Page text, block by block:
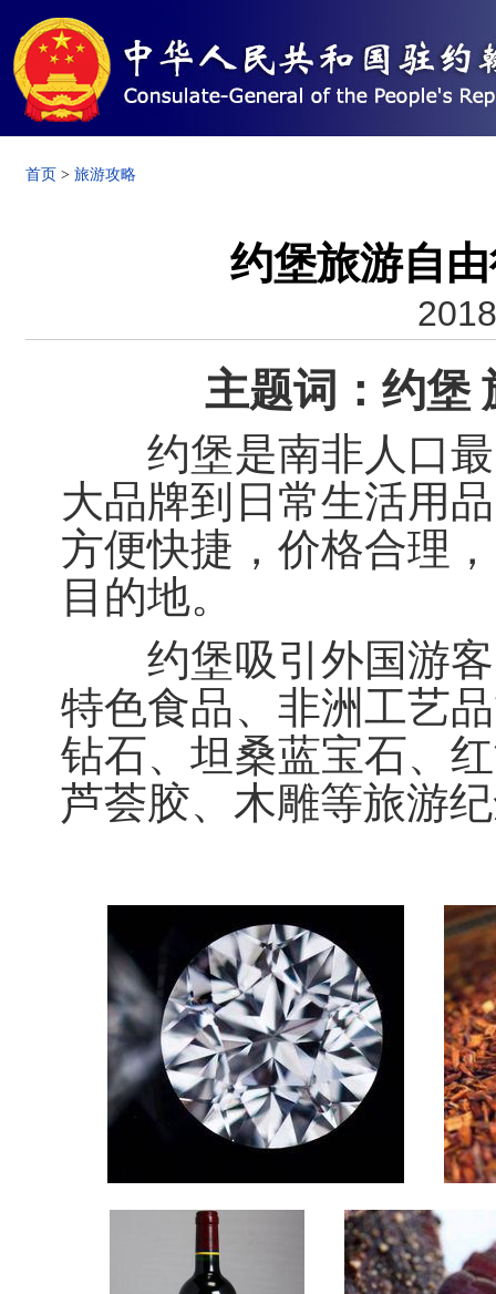
首页 > 旅游攻略
约堡旅游自
主题词： 约堡
约堡是南非人口最
大品牌到日常生活用
方便快捷，价格合理
目的地。
约堡吸引外国游客
特色食品、非洲工艺
钻石、坦桑蓝宝石、
芦荟胶、木雕等旅游